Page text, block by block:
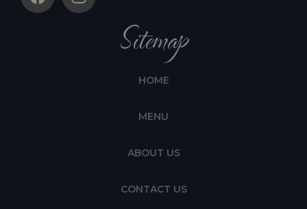
Sitemap
HOME
MENU
ABOUT US
CONTACT US